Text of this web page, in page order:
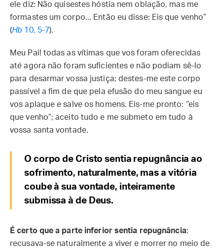
ele diz: Não quisestes hóstia nem oblação, mas me
formastes um corpo... Então eu disse: Eis que venho”
(Hb 10, 5-7).
Meu Pai! todas as vítimas que vos foram oferecidas
até agora não foram suficientes e não podiam sê-lo
para desarmar vossa justiça; destes-me este corpo
passível a fim de que pela efusão do meu sangue eu
vos aplaque e salve os homens. Eis-me pronto: “eis
que venho”; aceito tudo e me submeto em tudo à
vossa santa vontade.
O corpo de Cristo sentia repugnância ao
sofrimento, naturalmente, mas a vitória
coube à sua vontade, inteiramente
submissa à de Deus.
É certo que a parte inferior sentia repugnância;
recusava-se naturalmente a viver e morrer no meio de